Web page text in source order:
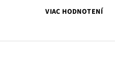
VIAC HODNOTENÍ